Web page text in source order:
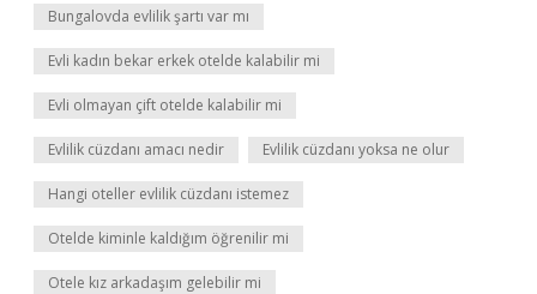
Bungalovda evlilik şartı var mı
Evli kadın bekar erkek otelde kalabilir mi
Evli olmayan çift otelde kalabilir mi
Evlilik cüzdanı amacı nedir Evlilik cüzdanı yoksa ne olur
Hangi oteller evlilik cüzdanı istemez
Otelde kiminle kaldığım öğrenilir mi
Otele kız arkadaşım gelebilir mi